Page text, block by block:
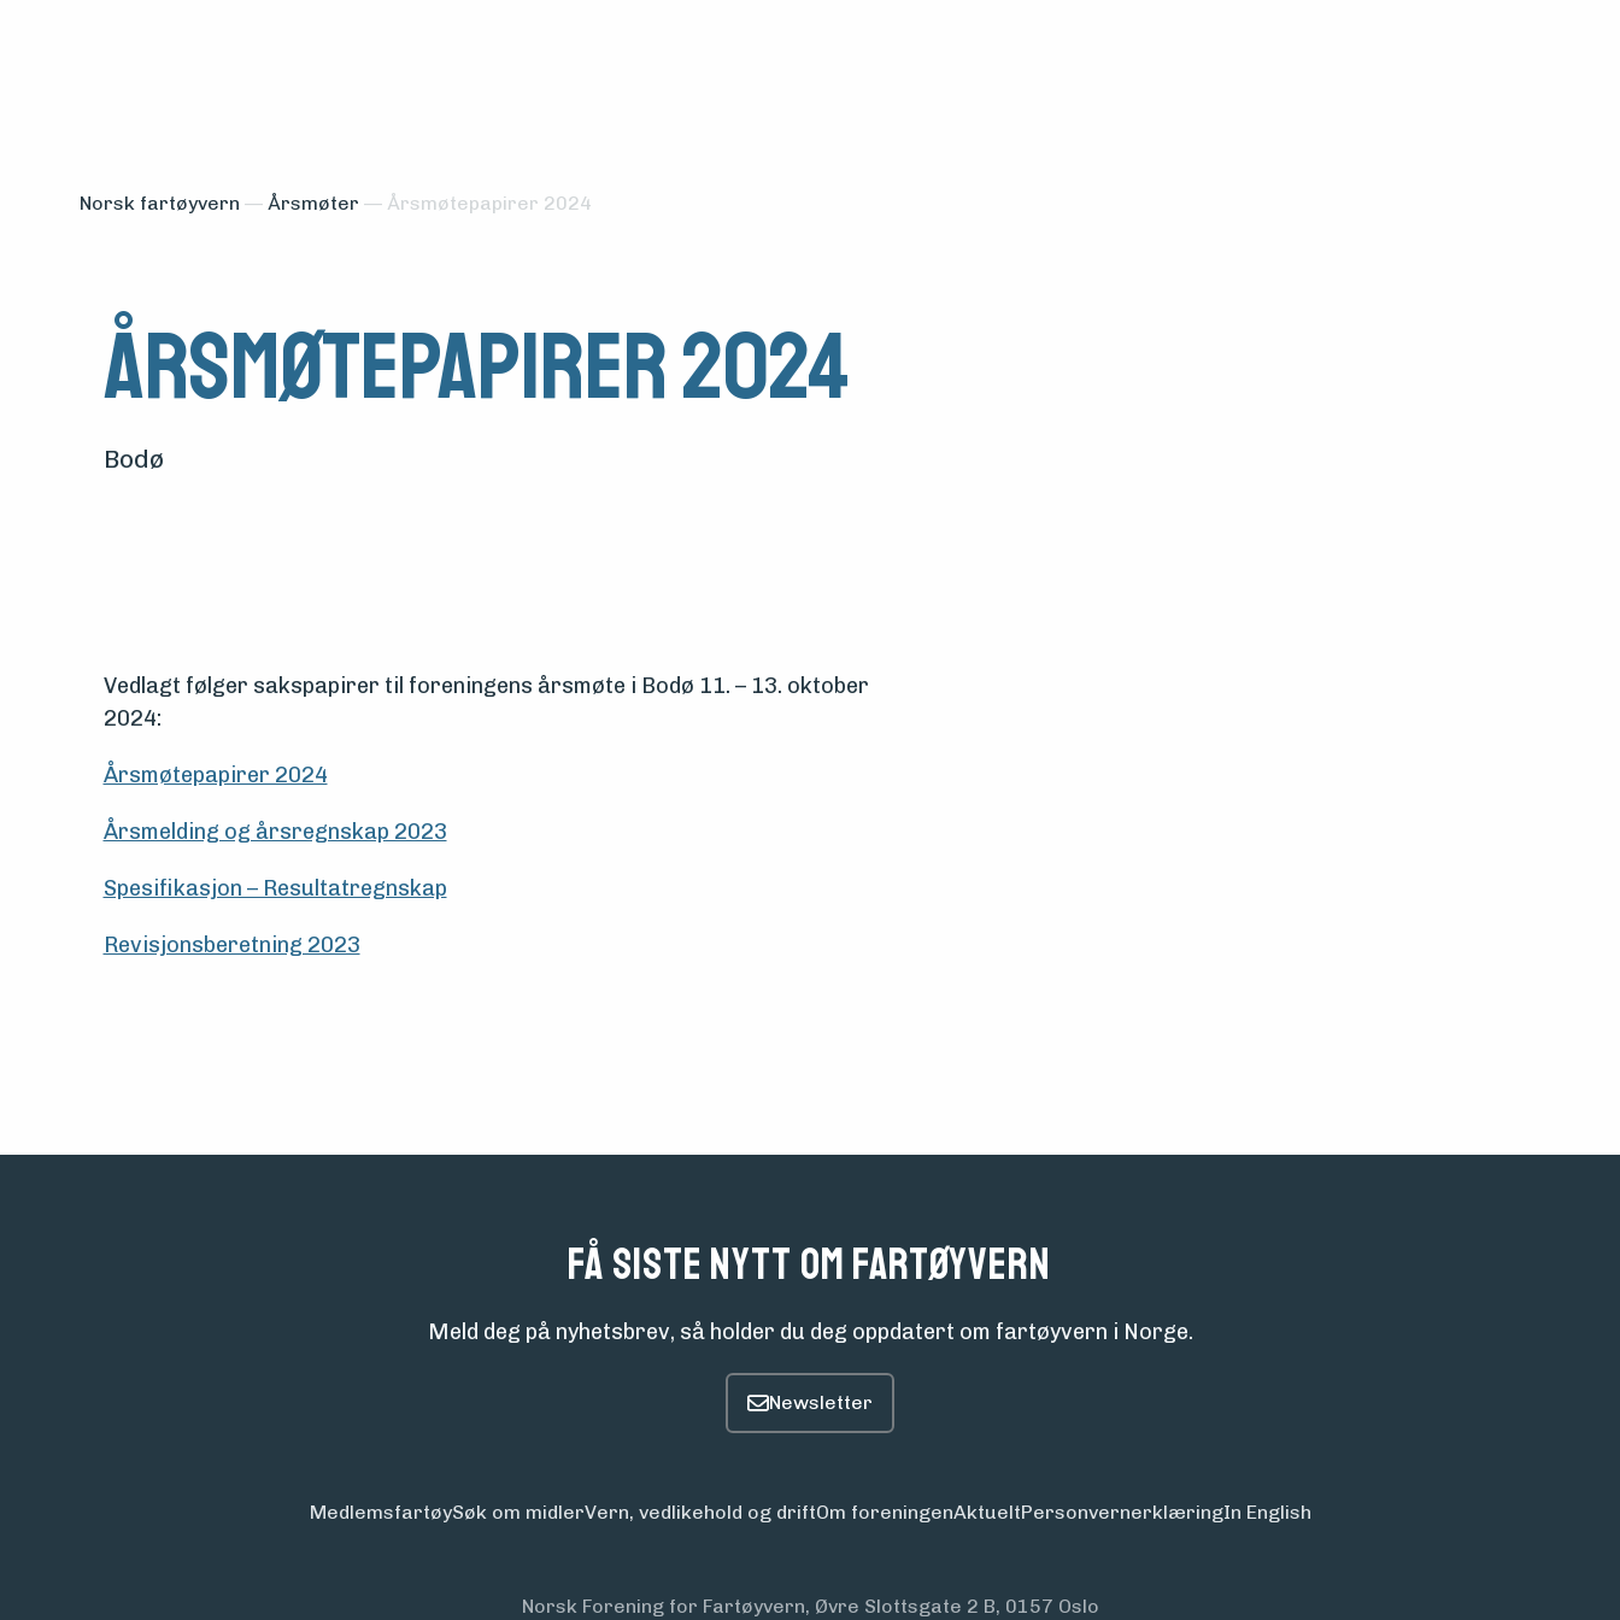
Medlemsfartøy
foreningen
Aktuelt
Norsk fartøyvern — Årsmøter — Årsmøtepapirer 2024
Årsmøtepapirer 2024
Bodø
Vedlagt følger sakspapirer til foreningens årsmøte i Bodø 11. – 13. oktober
2024:
Årsmøtepapirer 2024
Årsmelding og årsregnskap 2023
Spesifikasjon – Resultatregnskap
Revisjonsberetning 2023
Få siste nytt om fartøyvern
Meld deg på nyhetsbrev, så holder du deg oppdatert om fartøyvern i Norge.
MedlemsfartøySøk om midlerVern, vedlikehold og driftOm foreningenAktueltPersonvern­erklæringIn English
Norsk Forening for Fartøyvern, Øvre Slottsgate 2 B, 0157 Oslo